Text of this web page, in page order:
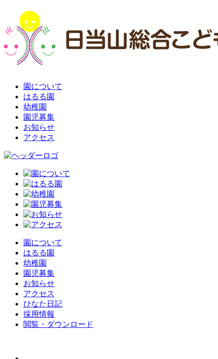
園について
はるる園
幼稚園
園児募集
お知らせ
アクセス
園について
はるる園
幼稚園
園児募集
お知らせ
アクセス
ひなた日記
採用情報
閲覧・ダウンロード